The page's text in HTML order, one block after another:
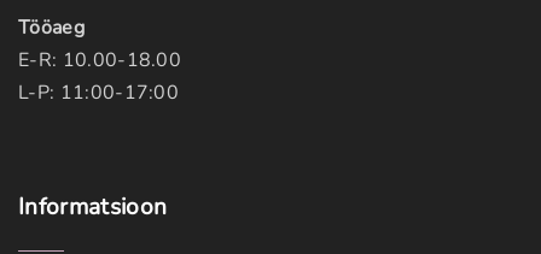
Tööaeg
E-R: 10.00-18.00
L-P: 11:00-17:00
Informatsioon